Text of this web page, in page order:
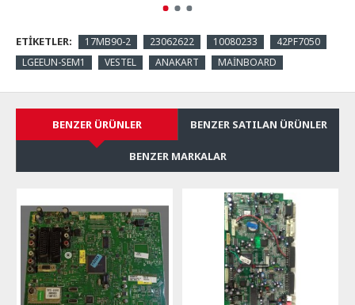
ETIKETLER: 17MB90-2 23062622 10080233
42PF7050
LGEEUN-SEM1
VESTEL ANAKART MAİNBOARD
BENZER ÜRÜNLER BENZER SATILAN ÜRÜNLER
BENZER MARKALAR